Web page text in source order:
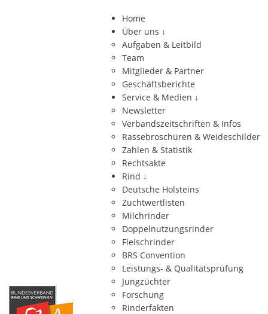
Home
Über uns ↓
Aufgaben & Leitbild
Team
Mitglieder & Partner
Geschäftsberichte
Service & Medien ↓
Newsletter
Verbandszeitschriften & Infos
Rassebroschüren & Weideschilder
Zahlen & Statistik
Rechtsakte
Rind ↓
Deutsche Holsteins
Zuchtwertlisten
Milchrinder
Doppelnutzungsrinder
Fleischrinder
BRS Convention
Leistungs- & Qualitätsprüfung
Jungzüchter
Forschung
Rinderfakten